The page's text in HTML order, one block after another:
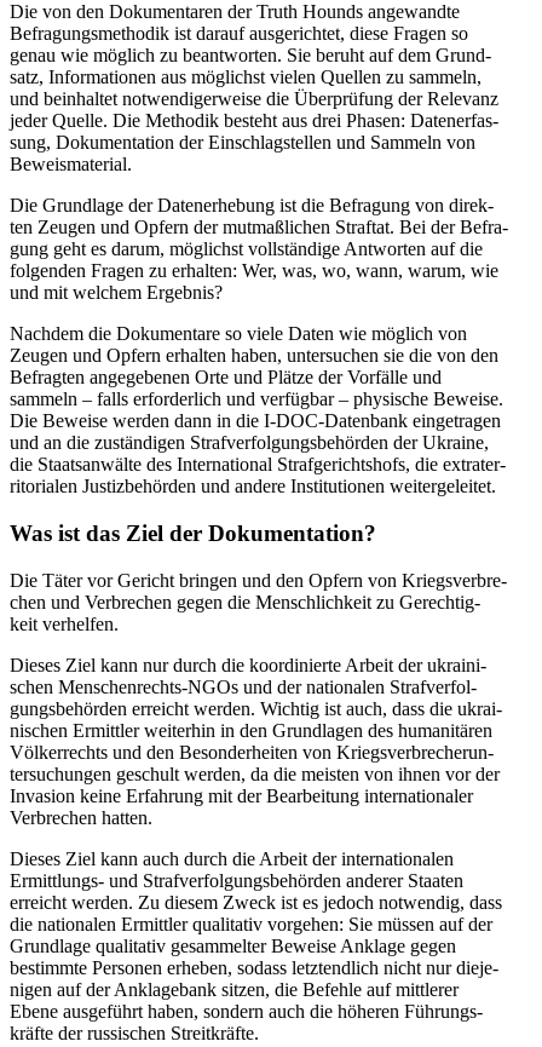
Die von den Doku­men­ta­ren der Truth Hounds ange­wandte
Befra­gungs­me­tho­dik ist darauf aus­ge­rich­tet, diese Fragen so
genau wie möglich zu beant­wor­ten. Sie beruht auf dem Grund­
satz, Infor­ma­tio­nen aus mög­lichst vielen Quellen zu sammeln,
und beinhal­tet not­wen­di­ger­weise die Über­prü­fung der Rele­vanz
jeder Quelle. Die Metho­dik besteht aus drei Phasen: Daten­er­fas­
sung, Doku­men­ta­tion der Ein­schlag­stel­len und Sammeln von
Beweismaterial.
Die Grund­lage der Daten­er­he­bung ist die Befra­gung von direk­
ten Zeugen und Opfern der mut­maß­li­chen Straf­tat. Bei der Befra­
gung geht es darum, mög­lichst voll­stän­dige Ant­wor­ten auf die
fol­gen­den Fragen zu erhal­ten: Wer, was, wo, wann, warum, wie
und mit welchem Ergebnis?
Nachdem die Doku­men­tare so viele Daten wie möglich von
Zeugen und Opfern erhal­ten haben, unter­su­chen sie die von den
Befrag­ten ange­ge­be­nen Orte und Plätze der Vor­fälle und
sammeln – falls erfor­der­lich und ver­füg­bar – phy­si­sche Beweise.
Die Beweise werden dann in die I‑DOC-Daten­bank ein­ge­tra­gen
und an die zustän­di­gen Straf­ver­fol­gungs­be­hör­den der Ukraine,
die Staats­an­wälte des Inter­na­tio­nal Straf­ge­richts­hofs, die extra­ter­
ri­to­ria­len Jus­tiz­be­hör­den und andere Insti­tu­tio­nen weitergeleitet.
Was ist das Ziel der Dokumentation?
Die Täter vor Gericht bringen und den Opfern von Kriegs­ver­bre­
chen und Ver­bre­chen gegen die Mensch­lich­keit zu Gerech­tig­
keit verhelfen.
Dieses Ziel kann nur durch die koor­di­nierte Arbeit der ukrai­ni­
schen Men­schen­rechts-NGOs und der natio­na­len Straf­ver­fol­
gungs­be­hör­den erreicht werden. Wichtig ist auch, dass die ukrai­
ni­schen Ermitt­ler wei­ter­hin in den Grund­la­gen des huma­ni­tä­ren
Völ­ker­rechts und den Beson­der­hei­ten von Kriegs­ver­bre­cher­un­
ter­su­chun­gen geschult werden, da die meisten von ihnen vor der
Inva­sion keine Erfah­rung mit der Bear­bei­tung inter­na­tio­na­ler
Ver­bre­chen hatten.
Dieses Ziel kann auch durch die Arbeit der inter­na­tio­na­len
Ermitt­lungs- und Straf­ver­fol­gungs­be­hör­den anderer Staaten
erreicht werden. Zu diesem Zweck ist es jedoch not­wen­dig, dass
die natio­na­len Ermitt­ler qua­li­ta­tiv vor­ge­hen: Sie müssen auf der
Grund­lage qua­li­ta­tiv gesam­mel­ter Beweise Anklage gegen
bestimmte Per­so­nen erheben, sodass letzt­end­lich nicht nur die­je­
ni­gen auf der Ankla­ge­bank sitzen, die Befehle auf mitt­le­rer
Ebene aus­ge­führt haben, sondern auch die höheren Füh­rungs­
kräfte der rus­si­schen Streitkräfte.